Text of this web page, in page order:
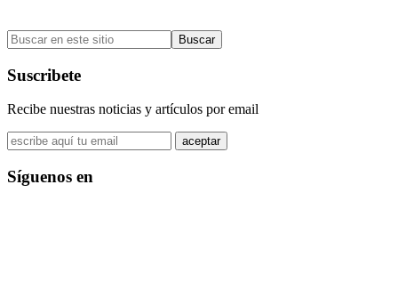
Barra
lateral
primaria
Buscar
en
este
sitio
Suscribete
Recibe nuestras noticias y artículos por email
Síguenos en